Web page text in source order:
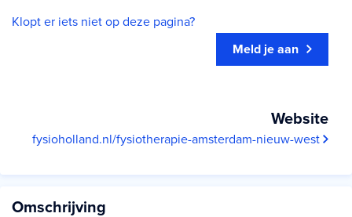
Klopt er iets niet op deze pagina?
Meld je aan
Website
fysioholland.nl/fysiotherapie-amsterdam-nieuw-west
Omschrijving